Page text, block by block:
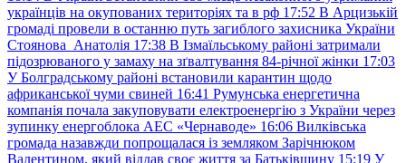
українців на окупованих територіях та в рф 17:52 В Арцизькій
громаді провели в останню путь загиблого захисника України
Стоянова Анатолія 17:38 В Ізмаїльському районі затримали
підозрюваного у замаху на зґвалтування 84-річної жінки 17:03
У Болградському районі встановили карантин щодо
африканської чуми свиней 16:41 Румунська енергетична
компанія почала закуповувати електроенергію з України через
зупинку енергоблока АЕС «Чернаводе» 16:06 Вилківська
громада назавжди попрощалася із земляком Зарічнюком
Валентином, який віддав своє життя за Батьківщину 15:19 У